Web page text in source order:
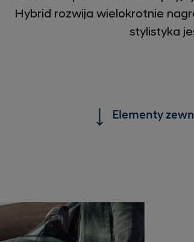
Hybrid rozwija wielokrotnie
stylistyka
Elementy